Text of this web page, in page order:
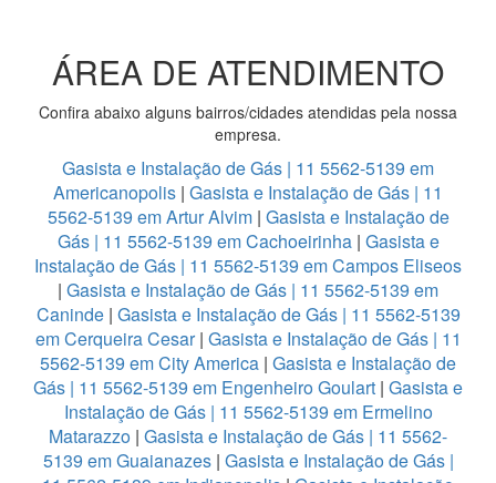
ÁREA DE ATENDIMENTO
Confira abaixo alguns bairros/cidades atendidas pela nossa
empresa.
Gasista e Instalação de Gás | 11 5562-5139 em
Americanopolis | Gasista e Instalação de Gás | 11
5562-5139 em Artur Alvim | Gasista e Instalação de
Gás | 11 5562-5139 em Cachoeirinha| Gasista e
Instalação de Gás | 11 5562-5139 em Campos Eliseos
| Gasista e Instalação de Gás | 11 5562-5139 em
Caninde| Gasista e Instalação de Gás | 11 5562-5139
em Cerqueira Cesar| Gasista e Instalação de Gás | 11
5562-5139 em City America | Gasista e Instalação de
Gás | 11 5562-5139 em Engenheiro Goulart | Gasista e
Instalação de Gás | 11 5562-5139 em Ermelino
Matarazzo | Gasista e Instalação de Gás | 11 5562-
5139 em Guaianazes| Gasista e Instalação de Gás |